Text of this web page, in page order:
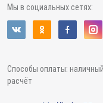
Мы в социальных сетях:
Способы оплаты:
расчёт